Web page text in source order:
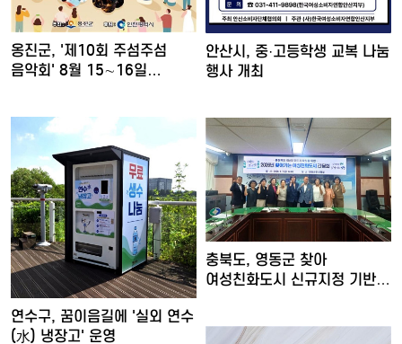
옹진군, '제10회 주섬주섬
음악회' 8월 15∼16일…
안산시, 중·고등학생 교복 나눔
행사 개최
연수구, 꿈이음길에 '실외 연수
(水) 냉장고' 운영
충북도, 영동군 찾아
여성친화도시 신규지정 기반